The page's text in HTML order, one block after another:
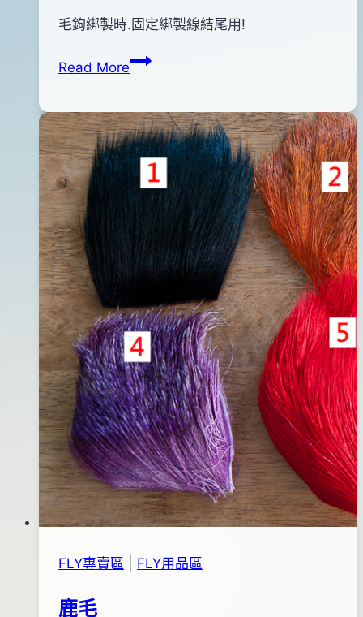
Bybc
shop
2011
12
17
日
2016
年
04
月
07
日
毛鉤綁製時.固定綁製線結尾用!
Read MoreHEAD
膠
FLY專賣區 FLY用品區
鹿毛